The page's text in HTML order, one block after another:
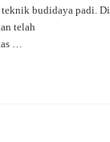
budidaya padi. Di
telah
…